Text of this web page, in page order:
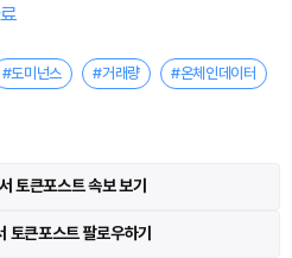
#도미넌스 #거래량 #온체인데이터
토큰포스트 속보 보기
토큰포스트 팔로우하기